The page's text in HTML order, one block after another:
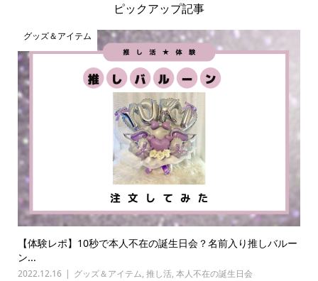
ピックアップ記事
グッズ＆アイテム
【体験レポ】10秒で本人不在の誕生日会？名前入り推しバルー
ン...
2022.12.16 グッズ＆アイテム, 推し活, 本人不在の誕生日会